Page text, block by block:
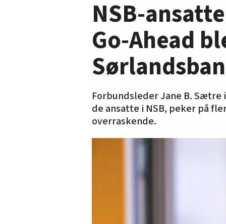
NSB-
Go-Ahead
Forbundsleder Jane B.
de ansatte i NSB, peker på
overraskende.